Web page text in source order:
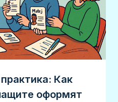
Как
оформят